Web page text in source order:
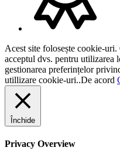
Acest site folosește cookie-
acceptul dvs. pentru utilizarea
gestionarea preferințelor
utillizare cookie-uri..De acord
Închide
Privacy Overview